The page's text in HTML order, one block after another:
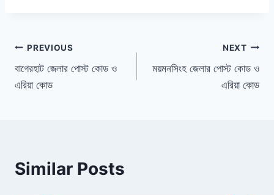
Post
navigation
PREVIOUS
বাগেরহাট জেলার পোস্ট কোড ও
এরিয়া কোড
NEXT
ময়মনসিংহ জেলার পোস্ট কোড ও
এরিয়া কোড
Similar Posts